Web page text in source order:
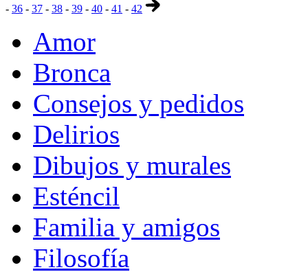
- 36 - 37 - 38 - 39 - 40 - 41 - 42
Amor
Bronca
Consejos y pedidos
Delirios
Dibujos y murales
Esténcil
Familia y amigos
Filosofía